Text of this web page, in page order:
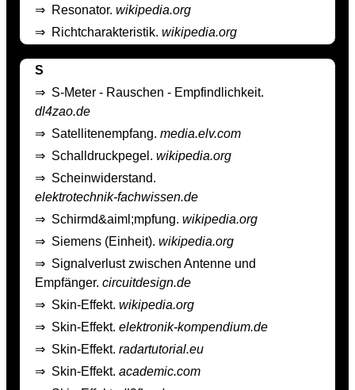
⇒ Resonator. wikipedia.org
⇒ Richtcharakteristik. wikipedia.org
S
⇒ S-Meter - Rauschen - Empfindlichkeit.
dl4zao.de
⇒ Satellitenempfang. media.elv.com
⇒ Schalldruckpegel. wikipedia.org
⇒ Scheinwiderstand.
elektrotechnik-fachwissen.de
⇒ Schirmd&aiml;mpfung. wikipedia.org
⇒ Siemens (Einheit). wikipedia.org
⇒ Signalverlust zwischen Antenne und
Empfänger. circuitdesign.de
⇒ Skin-Effekt. wikipedia.org
⇒ Skin-Effekt. elektronik-kompendium.de
⇒ Skin-Effekt. radartutorial.eu
⇒ Skin-Effekt. academic.com